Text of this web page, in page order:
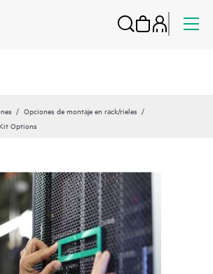
Opciones de montaje en rack/rieles
Options